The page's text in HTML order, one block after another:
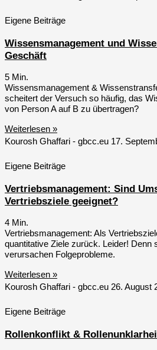
Eigene Beiträge
Wissensmanagement und
Geschäft
5 Min.
Wissensmanagement &
scheitert der Versuch so häufig, das
von Person A auf B zu übertragen?
Weiterlesen »
Kourosh Ghaffari - gbcc.eu 17.
Eigene Beiträge
Vertriebsmanagement: Sind
Vertriebsziele geeignet?
4 Min.
Vertriebsmanagement: Als
quantitative Ziele zurück. Leider! Denn
verursachen Folgeprobleme.
Weiterlesen »
Kourosh Ghaffari - gbcc.eu 26. August
Eigene Beiträge
Rollenkonflikt &